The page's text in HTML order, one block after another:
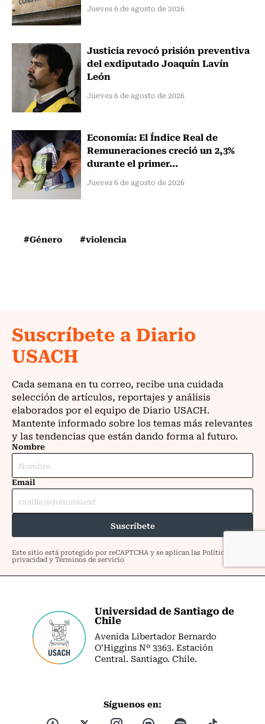
Jueves 6 de agosto de 2026
Justicia revocó prisión preventiva
del exdiputado Joaquín Lavín
León
Jueves 6 de agosto de 2026
Economía: El Índice Real de
Remuneraciones creció un 2,3%
durante el primer...
Jueves 6 de agosto de 2026
#Género #violencia
Universidad de Santiago de
Chile
Avenida Libertador Bernardo
O’Higgins Nº 3363. Estación
Central. Santiago. Chile.
Síguenos en: